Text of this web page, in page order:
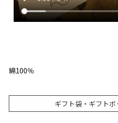
綿100％
ギフト袋・ギフト